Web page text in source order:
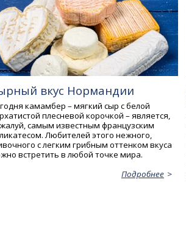
вкус Нормандии
камамбер – мягкий сыр с белой
плесневой корочкой – является,
самым известным французским
Любителей этого нежного,
с легким грибным оттенком вкуса
встретить в любой точке мира.
Подробнее